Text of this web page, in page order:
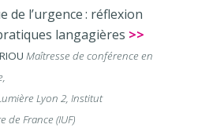
de l’urgence : réflexion
langagières >>
Maîtresse de conférence en
Lyon 2, Institut
de France (IUF)